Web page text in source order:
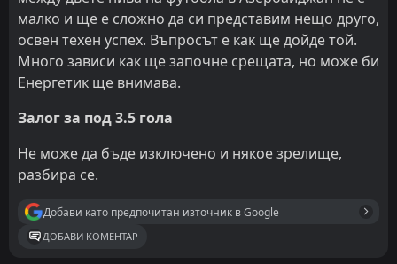
малко и ще е сложно да си представим нещо друго,
освен техен успех. Въпросът е как ще дойде той.
Много зависи как ще започне срещата, но може би
Енергетик ще внимава.
Залог за под 3.5 гола
Не може да бъде изключено и някое зрелище,
разбира се.
Добави като предпочитан източник в Google
ДОБАВИ КОМЕНТАР